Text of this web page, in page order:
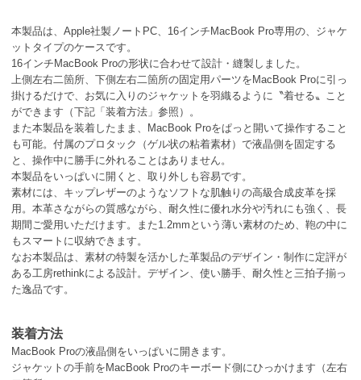
本製品は、Apple社製ノートPC、16インチMacBook Pro専用の、ジャケ
ットタイプのケースです。
16インチMacBook Proの形状に合わせて設計・縫製しました。
上側左右二箇所、下側左右二箇所の固定用パーツをMacBook Proに引っ
掛けるだけで、お気に入りのジャケットを羽織るように〝着せる〟こと
ができます（下記「装着方法」参照）。
また本製品を装着したまま、MacBook Proをぱっと開いて操作すること
も可能。付属のプロタック（ゲル状の粘着素材）で液晶側を固定する
と、操作中に勝手に外れることはありません。
本製品をいっぱいに開くと、取り外しも容易です。
素材には、キップレザーのようなソフトな肌触りの高級合成皮革を採
用。本革さながらの質感ながら、耐久性に優れ水分や汚れにも強く、長
期間ご愛用いただけます。また1.2mmという薄い素材のため、鞄の中に
もスマートに収納できます。
なお本製品は、素材の特製を活かした革製品のデザイン・制作に定評が
ある工房rethinkによる設計。デザイン、使い勝手、耐久性と三拍子揃っ
た逸品です。
装着方法
MacBook Proの液晶側をいっぱいに開きます。
ジャケットの手前をMacBook Proのキーボード側にひっかけます（左右